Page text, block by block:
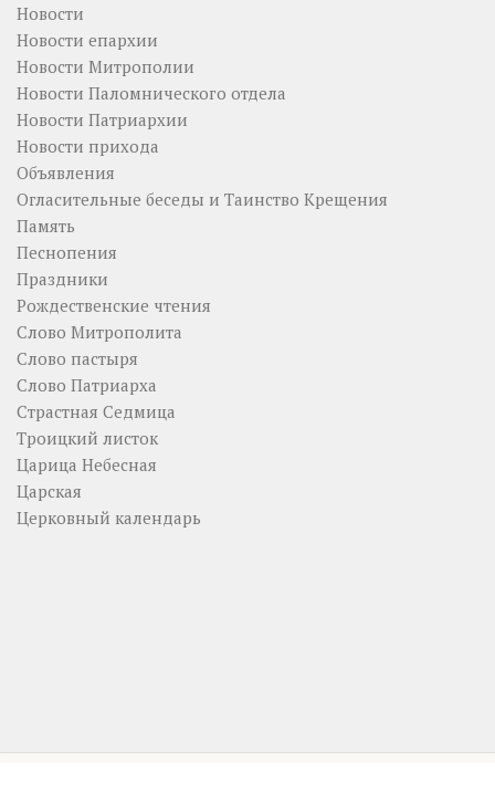
Новости
Новости епархии
Новости Митрополии
Новости Паломнического отдела
Новости Патриархии
Новости прихода
Объявления
Огласительные беседы и Таинство Крещения
Память
Песнопения
Праздники
Рождественские чтения
Слово Митрополита
Слово пастыря
Слово Патриарха
Страстная Седмица
Троицкий листок
Царица Небесная
Царская
Церковный календарь